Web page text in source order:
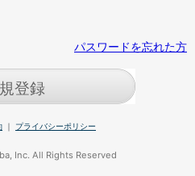
パスワードを忘れた方
登録
｜ プライバシーポリシー
Inc. All Rights Reserved